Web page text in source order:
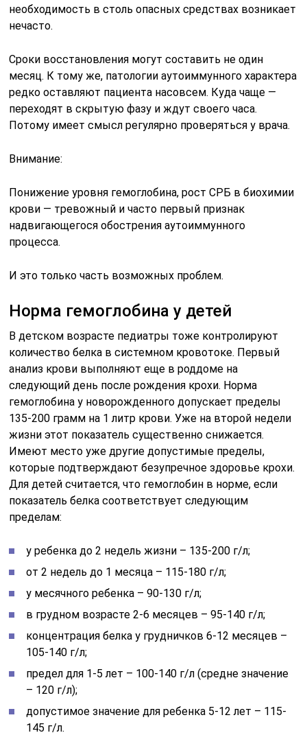
необходимость в столь опасных средствах возникает
нечасто.
Сроки восстановления могут составить не один
месяц. К тому же, патологии аутоиммунного характера
редко оставляют пациента насовсем. Куда чаще —
переходят в скрытую фазу и ждут своего часа.
Потому имеет смысл регулярно проверяться у врача.
Внимание:
Понижение уровня гемоглобина, рост СРБ в биохимии
крови — тревожный и часто первый признак
надвигающегося обострения аутоиммунного
процесса.
И это только часть возможных проблем.
Норма гемоглобина у детей
В детском возрасте педиатры тоже контролируют
количество белка в системном кровотоке. Первый
анализ крови выполняют еще в роддоме на
следующий день после рождения крохи. Норма
гемоглобина у новорожденного допускает пределы
135-200 грамм на 1 литр крови. Уже на второй недели
жизни этот показатель существенно снижается.
Имеют место уже другие допустимые пределы,
которые подтверждают безупречное здоровье крохи.
Для детей считается, что гемоглобин в норме, если
показатель белка соответствует следующим
пределам:
у ребенка до 2 недель жизни – 135-200 г/л;
от 2 недель до 1 месяца – 115-180 г/л;
у месячного ребенка – 90-130 г/л;
в грудном возрасте 2-6 месяцев – 95-140 г/л;
концентрация белка у грудничков 6-12 месяцев –
105-140 г/л;
предел для 1-5 лет – 100-140 г/л (средне значение
– 120 г/л);
допустимое значение для ребенка 5-12 лет – 115-
145 г/л.